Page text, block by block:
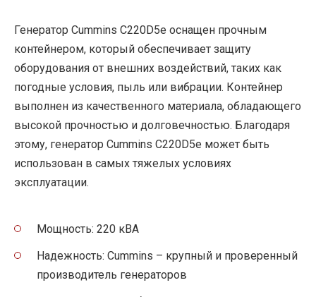
Генератор Cummins C220D5e оснащен прочным
контейнером, который обеспечивает защиту
оборудования от внешних воздействий, таких как
погодные условия, пыль или вибрации. Контейнер
выполнен из качественного материала, обладающего
высокой прочностью и долговечностью. Благодаря
этому, генератор Cummins C220D5e может быть
использован в самых тяжелых условиях
эксплуатации.
Мощность: 220 кВА
Надежность: Cummins – крупный и проверенный
производитель генераторов